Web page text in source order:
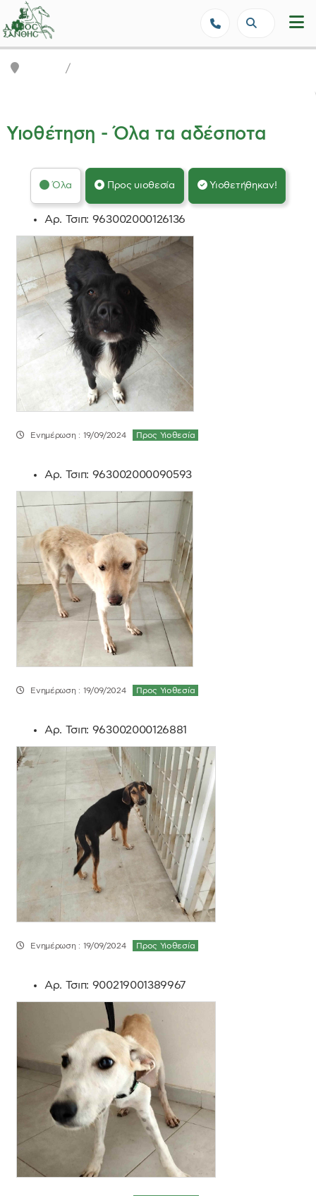
Δήμος Ξάνθης - Επίσημη
Υιοθέτηση - Όλα τα αδέσποτα
Όλα Προς υιοθεσία Υιοθετήθηκαν!
Αρ. Τσιπ: 963002000126136
Προς Υιοθεσία
Ενημέρωση : 19/09/2024
Αρ. Τσιπ: 963002000090593
Προς Υιοθεσία
Ενημέρωση : 19/09/2024
Αρ. Τσιπ: 963002000126881
Προς Υιοθεσία
Ενημέρωση : 19/09/2024
Αρ. Τσιπ: 900219001389967